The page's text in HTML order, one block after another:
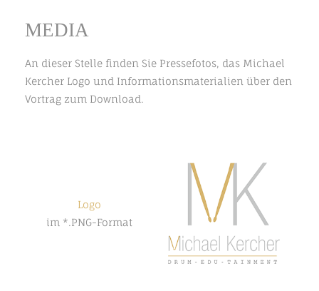
MEDIA
An dieser Stelle finden Sie Pressefotos, das Michael
Kercher Logo und Informationsmaterialien über den
Vortrag zum Download.
Logo
im *.PNG-Format